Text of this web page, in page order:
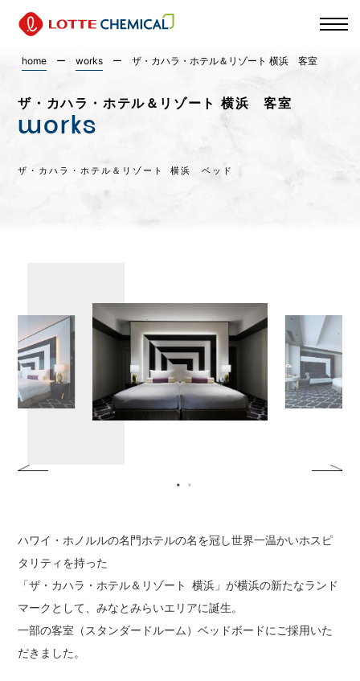
home ーworks ーザ・カハラ・ホテル＆リゾート 横浜 客室
ザ・カハラ・ホテル＆リゾート 横浜 客室
works
ザ・カハラ・ホテル＆リゾート 横浜 ベッド
ハワイ・ホノルルの名門ホテルの名を冠し世界一温かいホスピ
タリティを持った
「ザ・カハラ・ホテル＆リゾート 横浜」が横浜の新たなランド
マークとして、みなとみらいエリアに誕生。
一部の客室（スタンダードルーム）ベッドボードにご採用いた
だきました。